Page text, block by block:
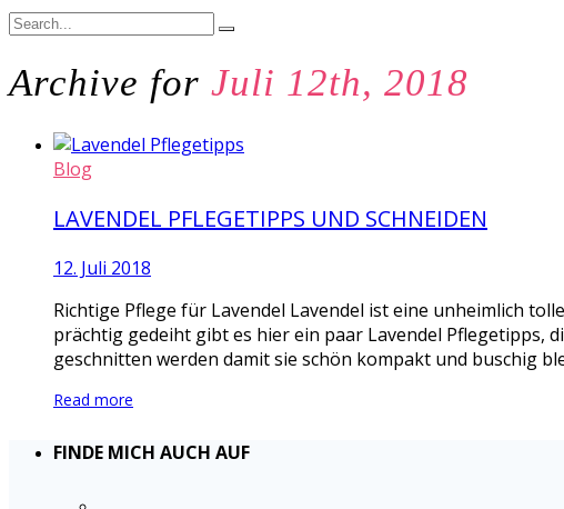
Archive for Juli 12th, 2018
Blog
LAVENDEL PFLEGETIPPS UND SCHNEIDEN
12. Juli 2018
Richtige Pflege für Lavendel Lavendel ist eine unheimlich
prächtig gedeiht gibt es hier ein paar Lavendel Pflegetipps,
geschnitten werden damit sie schön kompakt und buschig
Read more
FINDE MICH AUCH AUF